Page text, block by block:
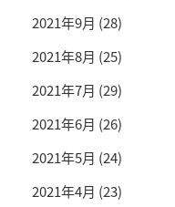
2021年9月 (28)
2021年8月 (25)
2021年7月 (29)
2021年6月 (26)
2021年5月 (24)
2021年4月 (23)